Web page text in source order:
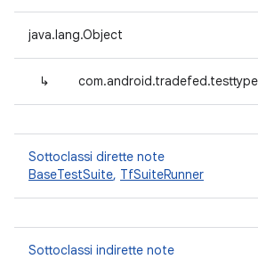
java.lang.Object
↳
Sottoclassi dirette note
BaseTestSuite, TfSuiteRunner
Sottoclassi indirette note